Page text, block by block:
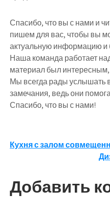
Спасибо, что вы с нами и
пишем для вас, чтобы вы
актуальную информацию и
Наша команда работает
материал был
Мы всегда рады услышать
замечания, ведь они
Спасибо, что вы с нами!
Навигация
записям
Кухня с залом
Добавить